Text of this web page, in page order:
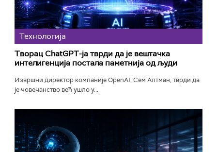
Технологијa
Творац ChatGPT-ја тврди да је вештачка
интелигенција постала паметнија од људи
Извршни директор компаније OpenAI, Сем Алтман, тврди да
је човечанство већ ушло у...